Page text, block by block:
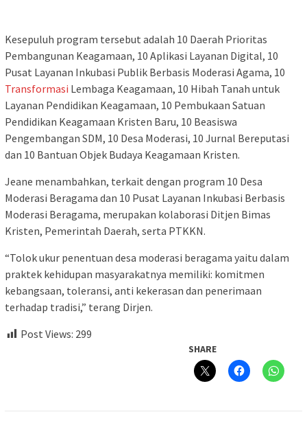
Kesepuluh program tersebut adalah 10 Daerah Prioritas
Pembangunan Keagamaan, 10 Aplikasi Layanan Digital, 10
Pusat Layanan Inkubasi Publik Berbasis Moderasi Agama, 10
Transformasi Lembaga Keagamaan, 10 Hibah Tanah untuk
Layanan Pendidikan Keagamaan, 10 Pembukaan Satuan
Pendidikan Keagamaan Kristen Baru, 10 Beasiswa
Pengembangan SDM, 10 Desa Moderasi, 10 Jurnal Bereputasi
dan 10 Bantuan Objek Budaya Keagamaan Kristen.
Jeane menambahkan, terkait dengan program 10 Desa
Moderasi Beragama dan 10 Pusat Layanan Inkubasi Berbasis
Moderasi Beragama, merupakan kolaborasi Ditjen Bimas
Kristen, Pemerintah Daerah, serta PTKKN.
“Tolok ukur penentuan desa moderasi beragama yaitu dalam
praktek kehidupan masyarakatnya memiliki: komitmen
kebangsaan, toleransi, anti kekerasan dan penerimaan
terhadap tradisi,” terang Dirjen.
Post Views: 299
SHARE